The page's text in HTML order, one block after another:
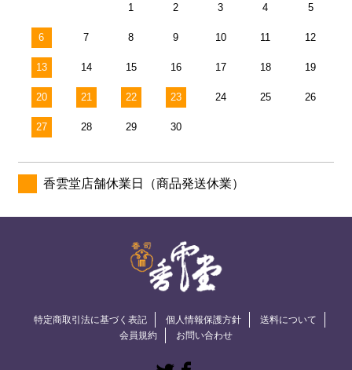
1 2 3 4 5
6 7 8 9 10 11 12
13 14 15 16 17 18 19
20 21 22 23 24 25 26
27 28 29 30
香雲堂店舗休業日（商品発送休業）
特定商取引法に基づく表記 個人情報保護方針
送料について
会員規約
お問い合わせ